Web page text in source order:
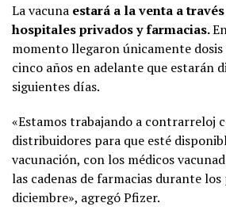
La vacuna estará a la venta a
hospitales privados y farmacias.
momento llegaron únicamente dosis
cinco años en adelante que estarán
siguientes días.
«Estamos trabajando a contrarreloj
distribuidores para que esté
vacunación, con los médicos
las cadenas de farmacias durante
diciembre», agregó Pfizer.